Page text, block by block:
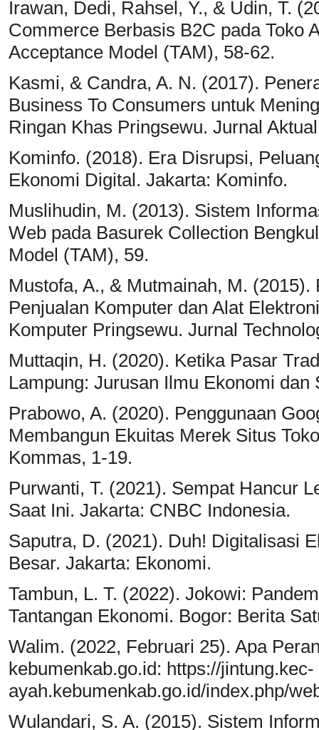
Irawan, Dedi, Rahsel, Y., & Udin, T.
Commerce Berbasis B2C pada Toko
Acceptance Model (TAM), 58-62.
Kasmi, & Candra, A. N. (2017).
Business To Consumers untuk
Ringan Khas Pringsewu. Jurnal
Kominfo. (2018). Era Disrupsi,
Ekonomi Digital. Jakarta: Kominfo.
Muslihudin, M. (2013). Sistem
Web pada Basurek Collection
Model (TAM), 59.
Mustofa, A., & Mutmainah, M.
Penjualan Komputer dan Alat
Komputer Pringsewu. Jurnal
Muttaqin, H. (2020). Ketika Pasar
Lampung: Jurusan Ilmu Ekonomi dan
Prabowo, A. (2020). Penggunaan
Membangun Ekuitas Merek Situs
Kommas, 1-19.
Purwanti, T. (2021). Sempat Hancur
Saat Ini. Jakarta: CNBC Indonesia.
Saputra, D. (2021). Duh! Digitalisasi
Besar. Jakarta: Ekonomi.
Tambun, L. T. (2022). Jokowi:
Tantangan Ekonomi. Bogor: Berita
Walim. (2022, Februari 25). Apa
kebumenkab.go.id: https://jintung.kec-
ayah.kebumenkab.go.id/index.php/
Wulandari, S. A. (2015). Sistem